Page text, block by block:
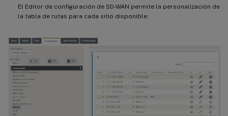
El Editor de configuración de SD-WAN permite la personalización de
la tabla de rutas para cada sitio disponible: